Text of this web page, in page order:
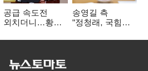
공급 속도전
외치더니…황희,
리모델링' 제안
송영길 측
"정청래, 국힘
민주당 대표로